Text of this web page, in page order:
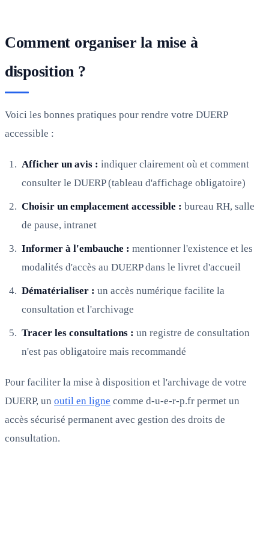
Comment organiser la mise à
disposition ?
Voici les bonnes pratiques pour rendre votre DUERP
accessible :
Afficher un avis : indiquer clairement où et comment
consulter le DUERP (tableau d'affichage obligatoire)
Choisir un emplacement accessible : bureau RH, salle
de pause, intranet
Informer à l'embauche : mentionner l'existence et les
modalités d'accès au DUERP dans le livret d'accueil
Dématérialiser : un accès numérique facilite la
consultation et l'archivage
Tracer les consultations : un registre de consultation
n'est pas obligatoire mais recommandé
Pour faciliter la mise à disposition et l'archivage de votre
DUERP, un outil en ligne comme d-u-e-r-p.fr permet un
accès sécurisé permanent avec gestion des droits de
consultation.